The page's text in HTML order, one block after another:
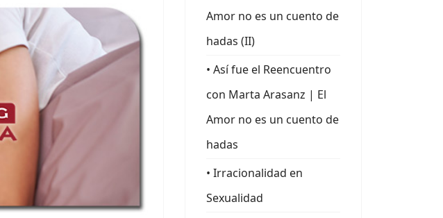
Amor no es un cuento de
hadas (II)
• Así fue el Reencuentro
con Marta Arasanz | El
Amor no es un cuento de
hadas
• Irracionalidad en
Sexualidad